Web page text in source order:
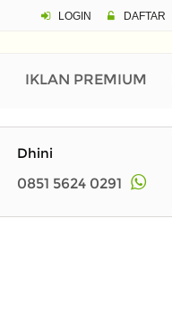
LOGIN DAFTAR
IKLAN PREMIUM
Dhini
0851 5624 0291